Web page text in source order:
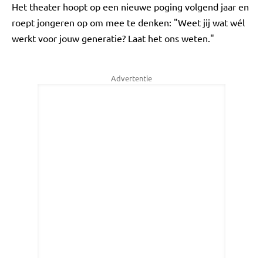
Het theater hoopt op een nieuwe poging volgend jaar en
roept jongeren op om mee te denken: "Weet jij wat wél
werkt voor jouw generatie? Laat het ons weten."
Advertentie